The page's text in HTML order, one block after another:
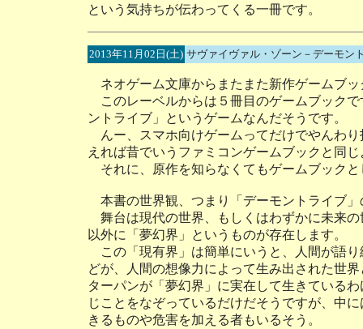
という気持ちが伝わってくる一冊です。
2013年11月02日(土) サヴァイヴァル・ゾーン－デーモ
ネオゲーム文庫からまたまた新作ゲームブッ
このレーベルからは５冊目のゲームブック
ントライブ」というゲームなんだそうです。
んー、スマホ向けゲームってだけでやんわ
えれば昔でいうファミコンゲームブックと同
それに、原作を知らなくてもゲームブック
本書の世界観、つまり「デーモントライブ」
舞台は現代の世界、もしくはわずかに未来
以外に「夢幻界」というものが存在します。
この「現有界」は簡単にいうと、人間が語
どが、人間の想像力によって生み出された世
ターパンが「夢幻界」に実在して生きている
じことをなぞっているだけだそうですが、中
きるものや危害を加える者もいるそう。